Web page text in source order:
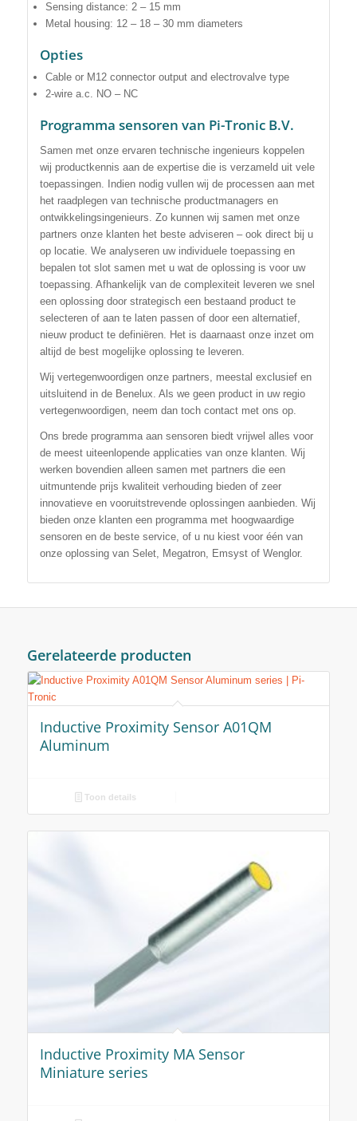
Sensing distance: 2 – 15 mm
Metal housing: 12 – 18 – 30 mm diameters
Opties
Cable or M12 connector output and electrovalve type
2-wire a.c. NO – NC
Programma sensoren van Pi-Tronic B.V.
Samen met onze ervaren technische ingenieurs koppelen
wij productkennis aan de expertise die is verzameld uit vele
toepassingen. Indien nodig vullen wij de processen aan met
het raadplegen van technische productmanagers en
ontwikkelingsingenieurs. Zo kunnen wij samen met onze
partners onze klanten het beste adviseren – ook direct bij u
op locatie. We analyseren uw individuele toepassing en
bepalen tot slot samen met u wat de oplossing is voor uw
toepassing. Afhankelijk van de complexiteit leveren we snel
een oplossing door strategisch een bestaand product te
selecteren of aan te laten passen of door een alternatief,
nieuw product te definiëren. Het is daarnaast onze inzet om
altijd de best mogelijke oplossing te leveren.
Wij vertegenwoordigen onze partners, meestal exclusief en
uitsluitend in de Benelux. Als we geen product in uw regio
vertegenwoordigen, neem dan toch contact met ons op.
Ons brede programma aan sensoren biedt vrijwel alles voor
de meest uiteenlopende applicaties van onze klanten. Wij
werken bovendien alleen samen met partners die een
uitmuntende prijs kwaliteit verhouding bieden of zeer
innovatieve en vooruitstrevende oplossingen aanbieden. Wij
bieden onze klanten een programma met hoogwaardige
sensoren en de beste service, of u nu kiest voor één van
onze oplossing van Selet, Megatron, Emsyst of Wenglor.
Gerelateerde producten
Inductive Proximity Sensor A01QM
Aluminum
Toon details
Inductive Proximity MA Sensor
Miniature series